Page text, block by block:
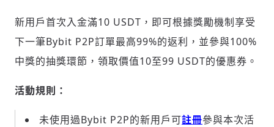
人文
新用戶首次入金滿10 USDT，即可根據獎勵機制享受
下一筆Bybit P2P訂單最高99%的返利，並參與100%
中獎的抽獎環節，領取價值10至99 USDT的優惠券。
活動規則：
未使用過Bybit P2P的新用戶可註冊參與本次活